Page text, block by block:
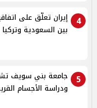
4
إيران تعلّق على
بين السعودية
5
جامعة بني سويف
ودراسة الأجسام